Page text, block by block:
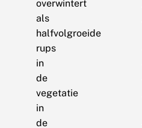
overwintert
als
halfvolgroeide
rups
in
de
vegetatie
in
de